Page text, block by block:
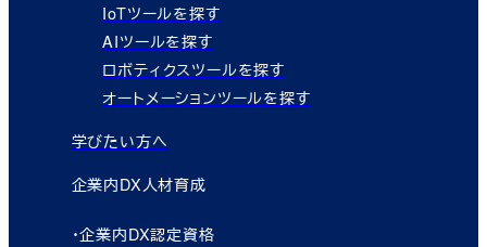
IoTツールを探す
AIツールを探す
ロボティクスツールを探す
オートメーションツールを探す
学びたい方へ
企業内DX人材育成
・企業内DX認定資格